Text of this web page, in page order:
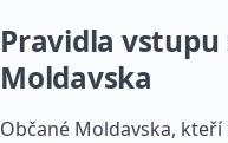
Pravidla
Moldavska
Občané Moldavska,